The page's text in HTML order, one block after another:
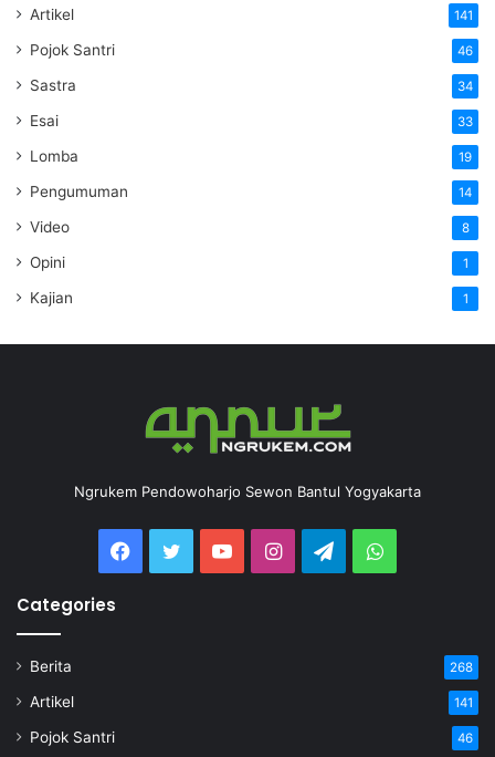
Artikel 141
Pojok Santri 46
Sastra 34
Esai 33
Lomba 19
Pengumuman 14
Video 8
Opini 1
Kajian 1
Ngrukem Pendowoharjo Sewon Bantul Yogyakarta
Categories
Berita 268
Artikel 141
Pojok Santri 46